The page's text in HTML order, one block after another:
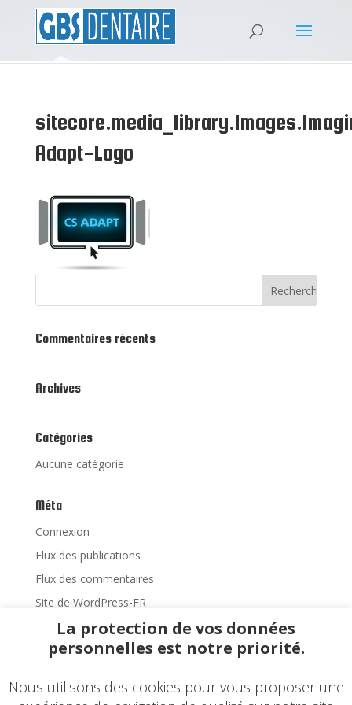
Adapt-Logo
Commentaires récents
Archives
Catégories
Aucune catégorie
Méta
Connexion
Flux des publications
Flux des commentaires
Site de WordPress-FR
Accueil
Matériel Neuf
Fournitures Dentaires
Réalisations
La protection de vos données
personnelles est notre priorité.
Nous utilisons des cookies pour vous proposer une